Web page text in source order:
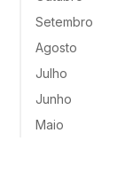
Setembro
Agosto
Julho
Junho
Maio